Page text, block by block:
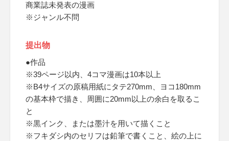
商業誌未発表の漫画
※ジャンル不問
提出物
●作品
※39ページ以内、4コマ漫画は10本以上
※B4サイズの原稿用紙にタテ270mm、ヨコ180mm
の基本枠で描き、周囲に20mm以上の余白を取るこ
と
※黒インク、または墨汁を用いて描くこと
※フキダシ内のセリフは鉛筆で書くこと、絵の上に